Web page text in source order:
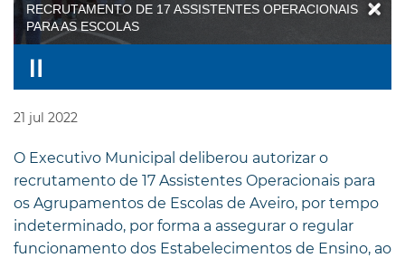
RECRUTAMENTO DE 17 ASSISTENTES OPERACIONAIS
PARA AS ESCOLAS
21 jul 2022
O Executivo Municipal deliberou autorizar o
recrutamento de 17 Assistentes Operacionais para
os Agrupamentos de Escolas de Aveiro, por tempo
indeterminado, por forma a assegurar o regular
funcionamento dos Estabelecimentos de Ensino, ao